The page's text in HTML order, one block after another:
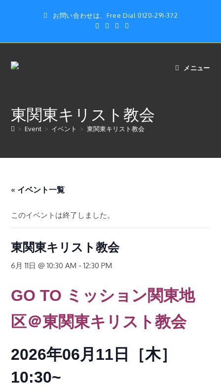
ン
お問い合わせは、Free Dial 0120-291-372
メニュー
東関東キリスト教会
> Event > イベント > 東関東キリスト教会
« イベント一覧
このイベントは終了しました。
東関東キリスト教会
6月 11日 @ 10:30 AM -12:30 PM
GO TO ミッション関東地
区＠東関東キリスト教会
2026年06月11日［木］
10:30~